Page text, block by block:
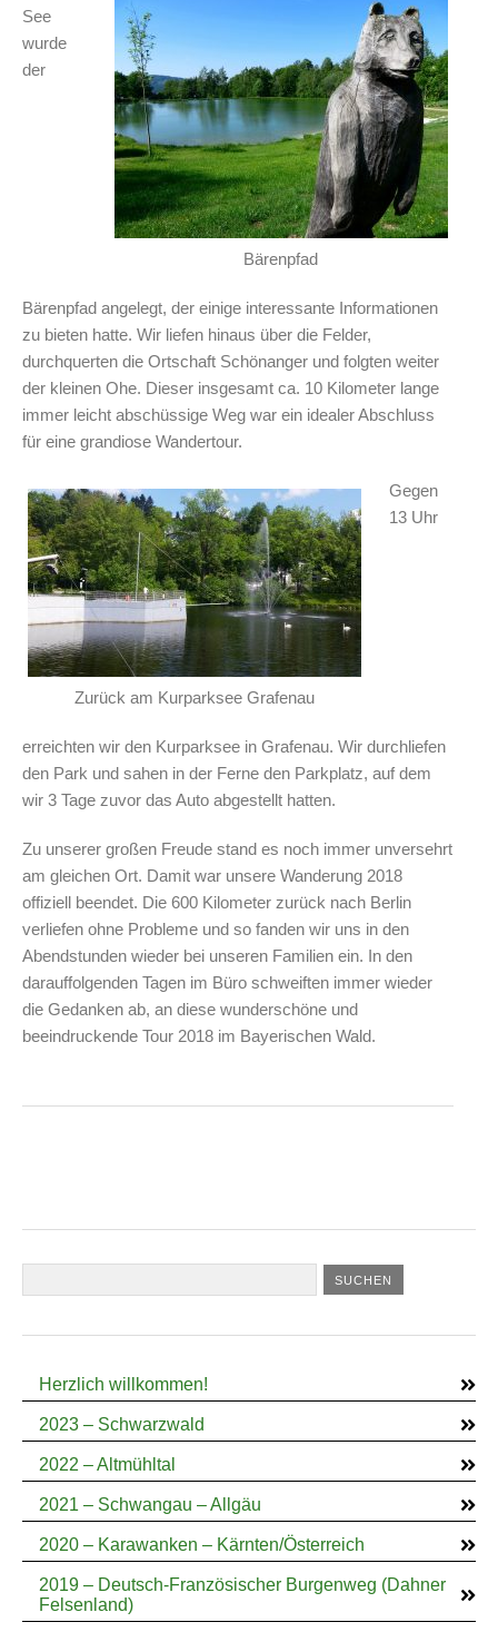
Bärenpfad
See
wurde
der
Bärenpfad angelegt, der einige interessante Informationen
zu bieten hatte. Wir liefen hinaus über die Felder,
durchquerten die Ortschaft Schönanger und folgten weiter
der kleinen Ohe. Dieser insgesamt ca. 10 Kilometer lange
immer leicht abschüssige Weg war ein idealer Abschluss
für eine grandiose Wandertour.
Zurück am Kurparksee Grafenau
Gegen
13 Uhr
erreichten wir den Kurparksee in Grafenau. Wir durchliefen
den Park und sahen in der Ferne den Parkplatz, auf dem
wir 3 Tage zuvor das Auto abgestellt hatten.
Zu unserer großen Freude stand es noch immer unversehrt
am gleichen Ort. Damit war unsere Wanderung 2018
offiziell beendet. Die 600 Kilometer zurück nach Berlin
verliefen ohne Probleme und so fanden wir uns in den
Abendstunden wieder bei unseren Familien ein. In den
darauffolgenden Tagen im Büro schweiften immer wieder
die Gedanken ab, an diese wunderschöne und
beeindruckende Tour 2018 im Bayerischen Wald.
Herzlich willkommen!
2023 – Schwarzwald
2022 – Altmühltal
2021 – Schwangau – Allgäu
2020 – Karawanken – Kärnten/Österreich
2019 – Deutsch-Französischer Burgenweg (Dahner
Felsenland)